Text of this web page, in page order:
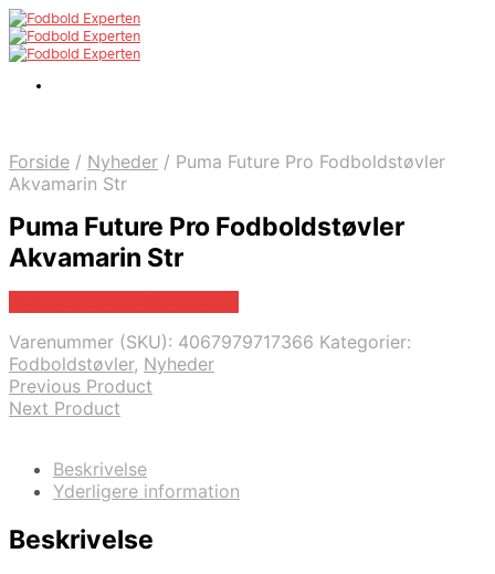
Forside / Nyheder / Puma Future Pro Fodboldstøvler
Akvamarin Str
Puma Future Pro Fodboldstøvler
Akvamarin Str
Varenummer (SKU): 4067979717366 Kategorier:
Fodboldstøvler, Nyheder
Previous Product
Next Product
Beskrivelse
Yderligere information
Beskrivelse